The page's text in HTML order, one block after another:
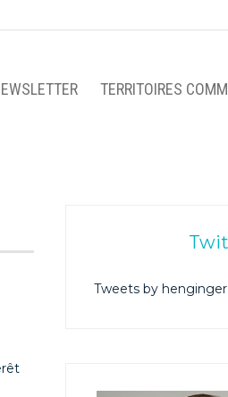
TERRITOIRES
Tweets by henginger